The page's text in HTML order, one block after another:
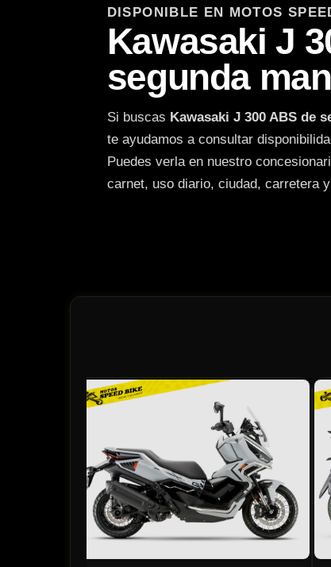
DISPONIBLE EN MOTOS
Kawasaki J
segunda
Si buscas Kawasaki J 300 ABS de
te ayudamos a consultar
Puedes verla en nuestro
carnet, uso diario, ciudad, carretera